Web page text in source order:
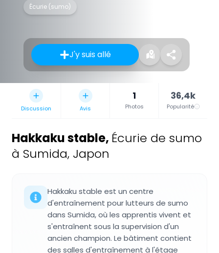
Écurie (sumo)
J'y suis allé
Discussion Avis
1
Photos
36,4k
Popularité
Hakkaku stable, Écurie de sumo
à Sumida, Japon
Hakkaku stable est un centre
d'entraînement pour lutteurs de sumo
dans Sumida, où les apprentis vivent et
s'entraînent sous la supervision d'un
ancien champion. Le bâtiment contient
des salles d'entraînement à l'étage